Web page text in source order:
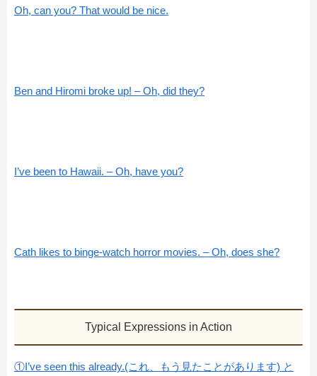
Oh, can you? That would be nice.
Ben and Hiromi broke up! – Oh, did they?
I’ve been to Hawaii. – Oh, have you?
Cath likes to binge-watch horror movies. – Oh, does she?
Typical Expressions in Action
①I’ve seen this already.(これ、もう見たことがあります) と